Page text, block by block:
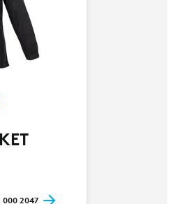
000 2047